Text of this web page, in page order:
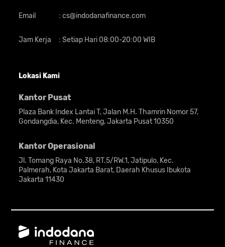
Email : cs@indodanafinance.com
Jam Kerja : Setiap Hari 08:00-20:00 WIB
Lokasi Kami
Kantor Pusat
Plaza Bank Index Lantai T, Jalan M.H. Thamrin Nomor 57,
Gondangdia, Kec. Menteng, Jakarta Pusat 10350
Kantor Operasional
Jl. Tomang Raya No.38, RT.5/RW.1, Jatipulo, Kec.
Palmerah, Kota Jakarta Barat, Daerah Khusus Ibukota
Jakarta 11430